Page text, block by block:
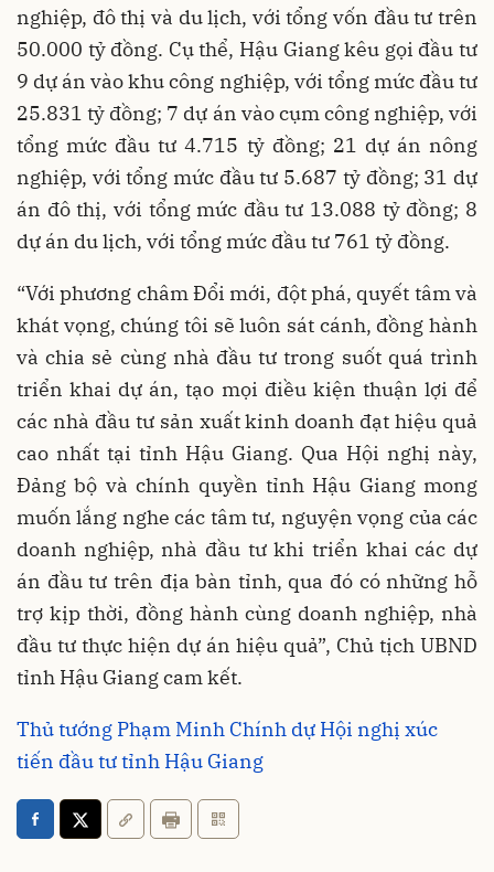
nghiệp, đô thị và du lịch, với tổng vốn đầu tư trên
50.000 tỷ đồng. Cụ thể, Hậu Giang kêu gọi đầu tư
9 dự án vào khu công nghiệp, với tổng mức đầu tư
25.831 tỷ đồng; 7 dự án vào cụm công nghiệp, với
tổng mức đầu tư 4.715 tỷ đồng; 21 dự án nông
nghiệp, với tổng mức đầu tư 5.687 tỷ đồng; 31 dự
án đô thị, với tổng mức đầu tư 13.088 tỷ đồng; 8
dự án du lịch, với tổng mức đầu tư 761 tỷ đồng.
“Với phương châm Đổi mới, đột phá, quyết tâm và
khát vọng, chúng tôi sẽ luôn sát cánh, đồng hành
và chia sẻ cùng nhà đầu tư trong suốt quá trình
triển khai dự án, tạo mọi điều kiện thuận lợi để
các nhà đầu tư sản xuất kinh doanh đạt hiệu quả
cao nhất tại tỉnh Hậu Giang. Qua Hội nghị này,
Đảng bộ và chính quyền tỉnh Hậu Giang mong
muốn lắng nghe các tâm tư, nguyện vọng của các
doanh nghiệp, nhà đầu tư khi triển khai các dự
án đầu tư trên địa bàn tỉnh, qua đó có những hỗ
trợ kịp thời, đồng hành cùng doanh nghiệp, nhà
đầu tư thực hiện dự án hiệu quả”, Chủ tịch UBND
tỉnh Hậu Giang cam kết.
Thủ tướng Phạm Minh Chính dự Hội nghị xúc
tiến đầu tư tỉnh Hậu Giang